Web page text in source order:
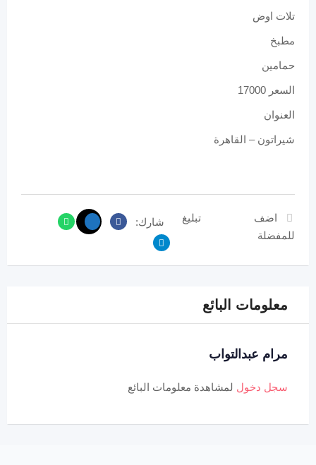
تلات اوض
مطبخ
حمامين
السعر 17000
العنوان
شيراتون – القاهرة
اضف
للمفضلة
تبليغ شارك:
معلومات البائع
مرام عبدالتواب
سجل دخول لمشاهدة معلومات البائع